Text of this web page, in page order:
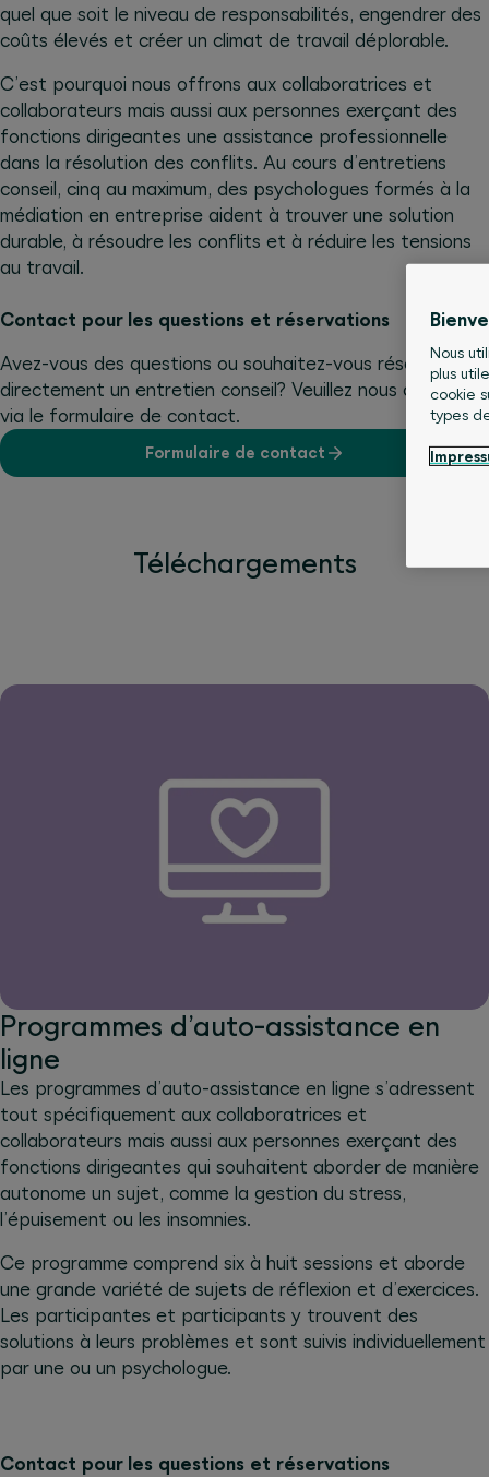
quel que soit le niveau de responsabilités, engendrer des
coûts élevés et créer un climat de travail déplorable.
C’est pourquoi nous offrons aux collaboratrices et
collaborateurs mais aussi aux personnes exerçant des
fonctions dirigeantes une assistance professionnelle
dans la résolution des conflits. Au cours d’entretiens
conseil, cinq au maximum, des psychologues formés à la
médiation en entreprise aident à trouver une solution
durable, à résoudre les conflits et à réduire les tensions
au travail.
Contact pour les questions et réservations
Avez-vous des questions ou souhaitez-vous réserver
directement un entretien conseil? Veuillez nous contacter
via le formulaire de contact.
Formulaire de contact
Téléchargements
Programmes d’auto-assistance en
ligne
Les programmes d’auto-assistance en ligne s’adressent
tout spécifiquement aux collaboratrices et
collaborateurs mais aussi aux personnes exerçant des
fonctions dirigeantes qui souhaitent aborder de manière
autonome un sujet, comme la gestion du stress,
l’épuisement ou les insomnies.
Ce programme comprend six à huit sessions et aborde
une grande variété de sujets de réflexion et d’exercices.
Les participantes et participants y trouvent des
solutions à leurs problèmes et sont suivis individuellement
par une ou un psychologue.
Contact pour les questions et réservations
Nous
plus
cookie
types